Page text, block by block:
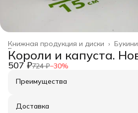
Книжная продукция и диски ›
Главная
Короли и капуста.
507 ₽724 ₽−30%
Преимущества
Оплата частями в Сплит
Удобный возврат
Доставка